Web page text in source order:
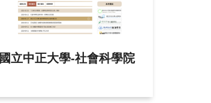
國立中正大學-社會科學院